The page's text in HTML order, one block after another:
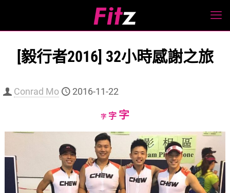
[毅行者2016] 32小時感謝之旅
Conrad Mo 2016-11-22
字Decrease
size.
字Reset
size.
字Increase
size.